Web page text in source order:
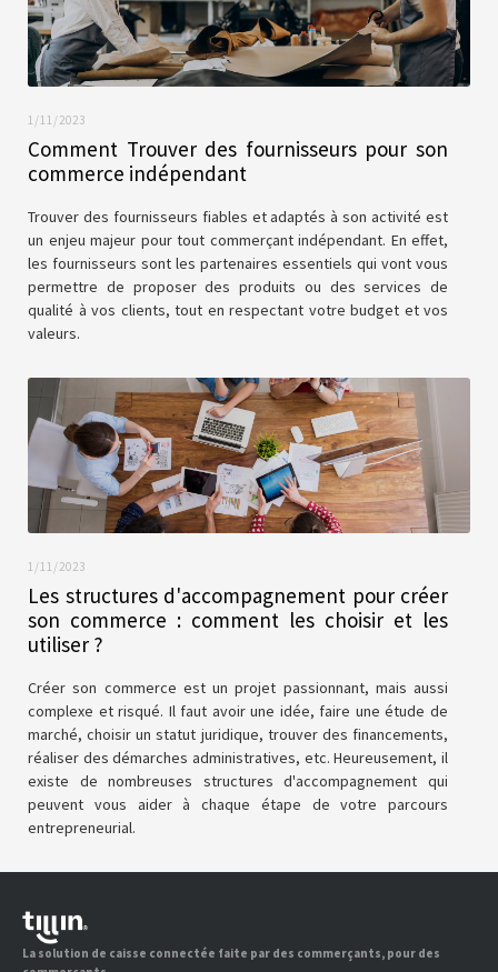
1/11/2023
Comment Trouver des fournisseurs pour son
commerce indépendant
Trouver des fournisseurs fiables et adaptés à son activité est
un enjeu majeur pour tout commerçant indépendant. En effet,
les fournisseurs sont les partenaires essentiels qui vont vous
permettre de proposer des produits ou des services de
qualité à vos clients, tout en respectant votre budget et vos
valeurs.
1/11/2023
Les structures d'accompagnement pour créer
son commerce : comment les choisir et les
utiliser ?
Créer son commerce est un projet passionnant, mais aussi
complexe et risqué. Il faut avoir une idée, faire une étude de
marché, choisir un statut juridique, trouver des financements,
réaliser des démarches administratives, etc. Heureusement, il
existe de nombreuses structures d'accompagnement qui
peuvent vous aider à chaque étape de votre parcours
entrepreneurial.
La solution de caisse connectée faite par des commerçants, pour des